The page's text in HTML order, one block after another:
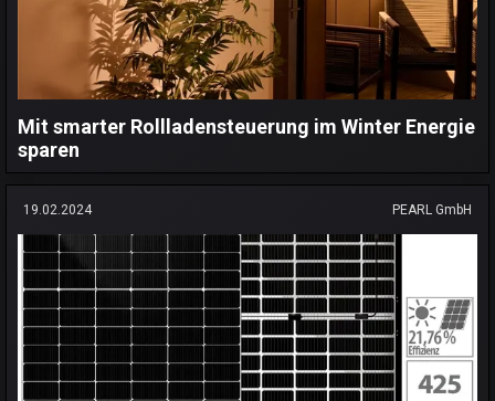
Mit smarter Rollladensteuerung im Winter Energie
sparen
19.02.2024 PEARL GmbH